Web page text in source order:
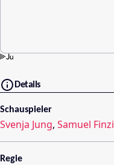
Details
Schauspieler
Svenja Jung, Samuel Finzi
Regie